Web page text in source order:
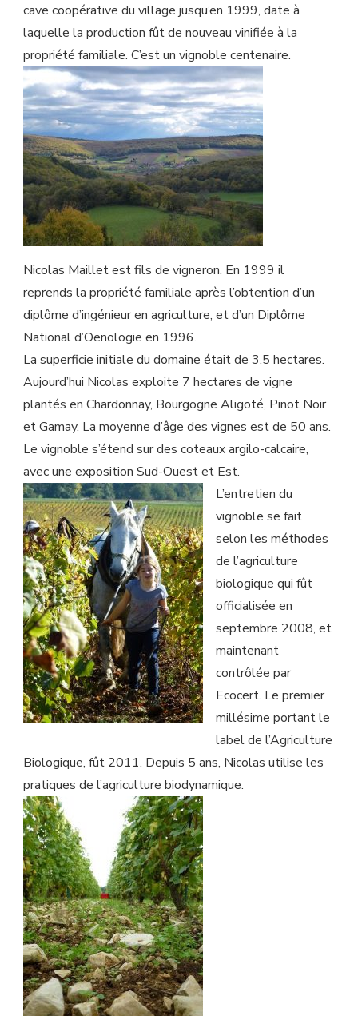
cave coopérative du village jusqu’en 1999, date à
laquelle la production fût de nouveau vinifiée à la
propriété familiale. C’est un vignoble centenaire.
Nicolas Maillet est fils de vigneron. En 1999 il
reprends la propriété familiale après l’obtention d’un
diplôme d’ingénieur en agriculture, et d’un Diplôme
National d’Oenologie en 1996.
La superficie initiale du domaine était de 3.5 hectares.
Aujourd’hui Nicolas exploite 7 hectares de vigne
plantés en Chardonnay, Bourgogne Aligoté, Pinot Noir
et Gamay. La moyenne d’âge des vignes est de 50 ans.
Le vignoble s’étend sur des coteaux argilo-calcaire,
avec une exposition Sud-Ouest et Est.
L’entretien du
vignoble se fait
selon les méthodes
de l’agriculture
biologique qui fût
officialisée en
septembre 2008, et
maintenant
contrôlée par
Ecocert. Le premier
millésime portant le
label de l’Agriculture
Biologique, fût 2011. Depuis 5 ans, Nicolas utilise les
pratiques de l’agriculture biodynamique.